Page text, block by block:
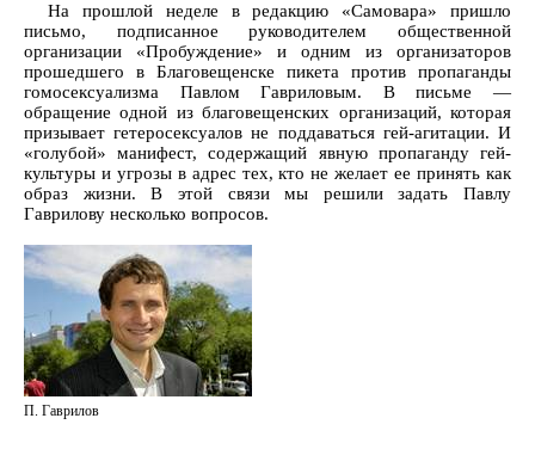
На прошлой неделе в редакцию «Самовара» пришло
письмо, подписанное руководителем общественной
организации «Пробуждение» и одним из организаторов
прошедшего в Благовещенске пикета против пропаганды
гомосексуализма Павлом Гавриловым. В письме —
обращение одной из благовещенских организаций, которая
призывает гетеросексуалов не поддаваться гей-агитации. И
«голубой» манифест, содержащий явную пропаганду гей-
культуры и угрозы в адрес тех, кто не желает ее принять как
образ жизни. В этой связи мы решили задать Павлу
Гаврилову несколько вопросов.
П. Гаврилов